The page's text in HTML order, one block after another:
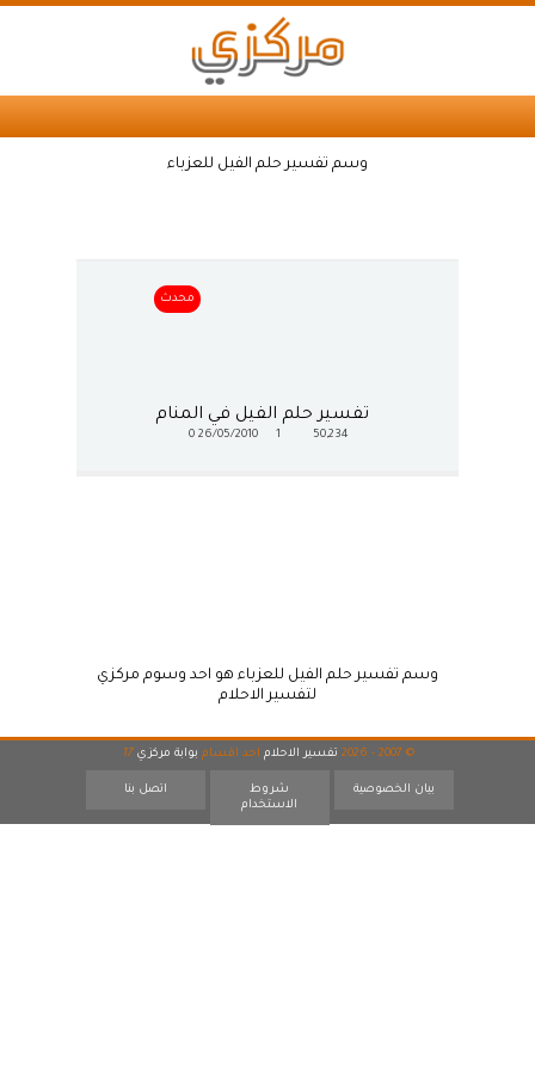
وسم تفسير حلم الفيل للعزباء
محدث
تفسير حلم الفيل في المنام
50,234
26/05/2010
0
وسم تفسير حلم الفيل للعزباء هو احد وسوم مركزي
لتفسير الاحلام
© 2007 - 2026 تفسير الاحلام احد اقسام بوابة مركزي 17
بيان الخصوصية
شروط
الاستخدام
اتصل بنا